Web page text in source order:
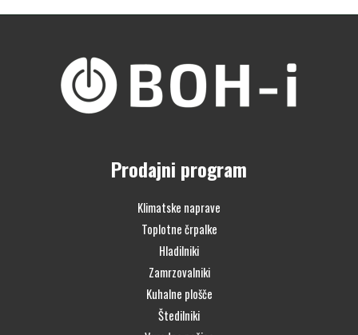
Prodajni program
Klimatske naprave
Toplotne črpalke
Hladilniki
Zamrzovalniki
Kuhalne plošče
Štedilniki